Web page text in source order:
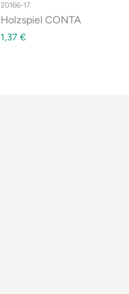
20166-17
Holzspiel CONTA
1,37 €